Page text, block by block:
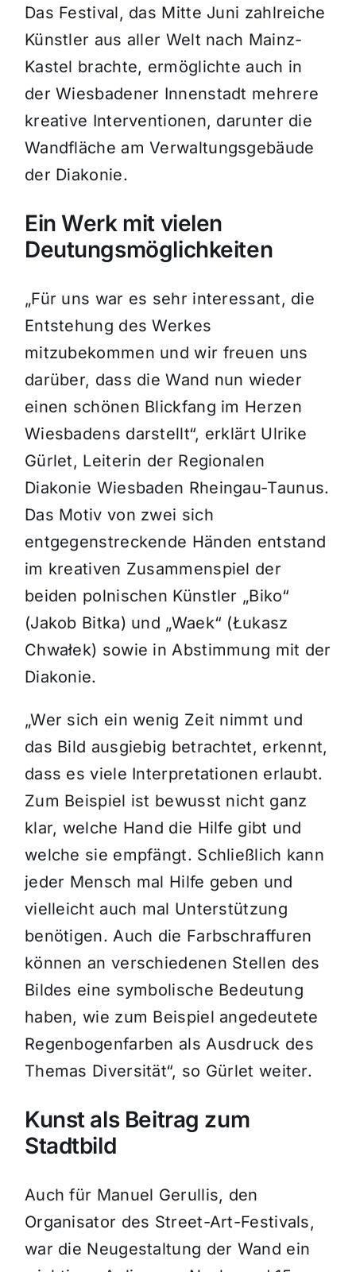
Das Festival, das Mitte Juni zahlreiche
Künstler aus aller Welt nach Mainz-
Kastel brachte, ermöglichte auch in
der Wiesbadener Innenstadt mehrere
kreative Interventionen, darunter die
Wandfläche am Verwaltungsgebäude
der Diakonie.
Ein Werk mit vielen
Deutungsmöglichkeiten
„Für uns war es sehr interessant, die
Entstehung des Werkes
mitzubekommen und wir freuen uns
darüber, dass die Wand nun wieder
einen schönen Blickfang im Herzen
Wiesbadens darstellt“, erklärt Ulrike
Gürlet, Leiterin der Regionalen
Diakonie Wiesbaden Rheingau-Taunus.
Das Motiv von zwei sich
entgegenstreckende Händen entstand
im kreativen Zusammenspiel der
beiden polnischen Künstler „Biko“
(Jakob Bitka) und „Waek“ (Łukasz
Chwałek) sowie in Abstimmung mit der
Diakonie.
„Wer sich ein wenig Zeit nimmt und
das Bild ausgiebig betrachtet, erkennt,
dass es viele Interpretationen erlaubt.
Zum Beispiel ist bewusst nicht ganz
klar, welche Hand die Hilfe gibt und
welche sie empfängt. Schließlich kann
jeder Mensch mal Hilfe geben und
vielleicht auch mal Unterstützung
benötigen. Auch die Farbschraffuren
können an verschiedenen Stellen des
Bildes eine symbolische Bedeutung
haben, wie zum Beispiel angedeutete
Regenbogenfarben als Ausdruck des
Themas Diversität“, so Gürlet weiter.
Kunst als Beitrag zum
Stadtbild
Auch für Manuel Gerullis, den
Organisator des Street-Art-Festivals,
war die Neugestaltung der Wand ein